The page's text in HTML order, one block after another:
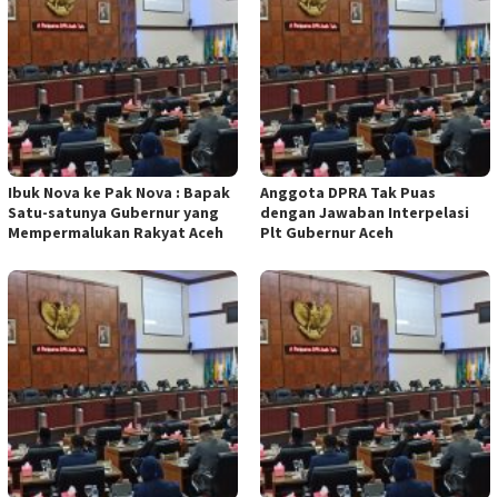
Ibuk Nova ke Pak Nova : Bapak
Satu-satunya Gubernur yang
Mempermalukan Rakyat Aceh
Anggota DPRA Tak Puas
dengan Jawaban Interpelasi
Plt Gubernur Aceh